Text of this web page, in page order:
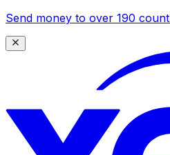
Send money to over 190